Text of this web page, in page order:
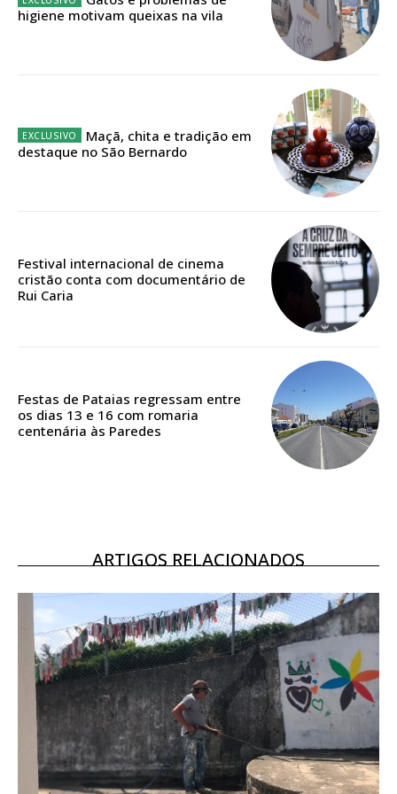
assinantes
12 meses
Acesso aos conteúdos Exclusivos para
assinantes
Ofertas para assinatura anual
higiene motivam queixas na vila
Maçã, chita e tradição em
destaque no São Bernardo
Festival internacional de cinema
cristão conta com documentário de
Rui Caria
Festas de Pataias regressam entre
os dias 13 e 16 com romaria
centenária às Paredes
ARTIGOS RELACIONADOS